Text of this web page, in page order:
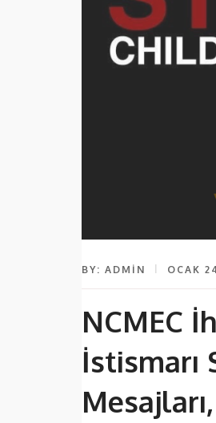
BY: ADMIN OCAK
NCMEC
İstismarı